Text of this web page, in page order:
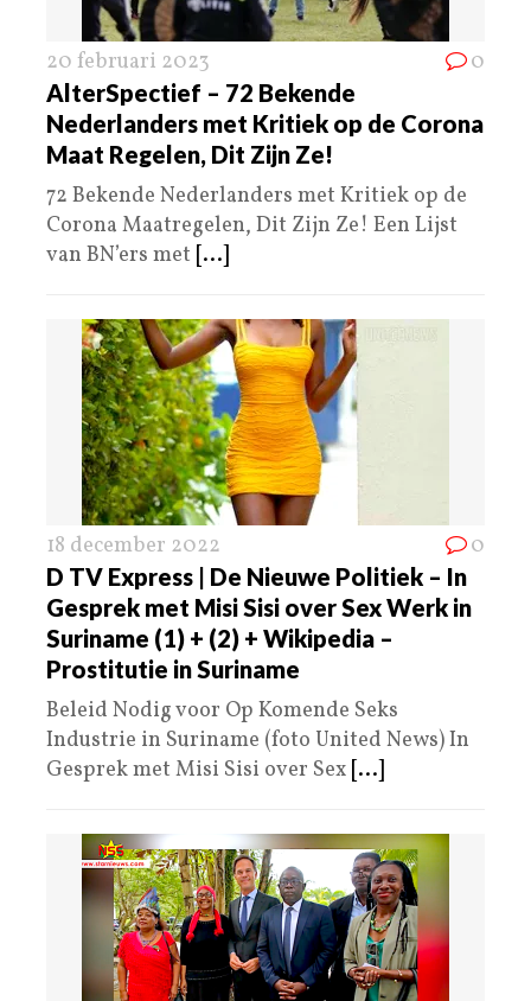
20 februari 2023 0
AlterSpectief – 72 Bekende
Nederlanders met Kritiek op de Corona
Maat Regelen, Dit Zijn Ze!
72 Bekende Nederlanders met Kritiek op de
Corona Maatregelen, Dit Zijn Ze! Een Lijst
van BN’ers met [...]
18 december 2022 0
D TV Express | De Nieuwe Politiek – In
Gesprek met Misi Sisi over Sex Werk in
Suriname (1) + (2) + Wikipedia –
Prostitutie in Suriname
Beleid Nodig voor Op Komende Seks
Industrie in Suriname (foto United News) In
Gesprek met Misi Sisi over Sex [...]